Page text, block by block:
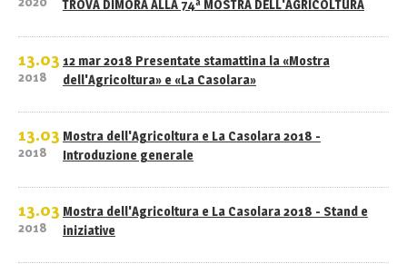
TROVA DIMORA ALLA 74ª MOSTRA DELL'AGRICOLTURA
13.03
2018
12 mar 2018 Presentate stamattina la «Mostra
dell'Agricoltura» e «La Casolara»
13.03
2018
Mostra dell'Agricoltura e La Casolara 2018 -
Introduzione generale
13.03
2018
Mostra dell'Agricoltura e La Casolara 2018 - Stand e
iniziative